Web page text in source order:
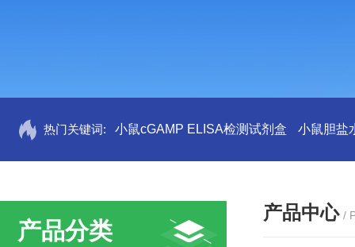
热门关键词: 小鼠cGAMP ELISA检测试剂盒 小鼠胆盐
产品分类
产品中心 /